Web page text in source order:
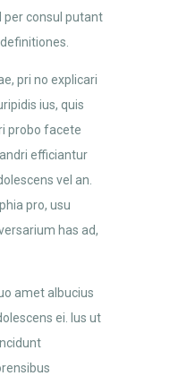
per consul putant
pri no explicari
ius, quis
probo facete
efficiantur
vel an.
pro, usu
has ad,
amet albucius
ei. Ius ut